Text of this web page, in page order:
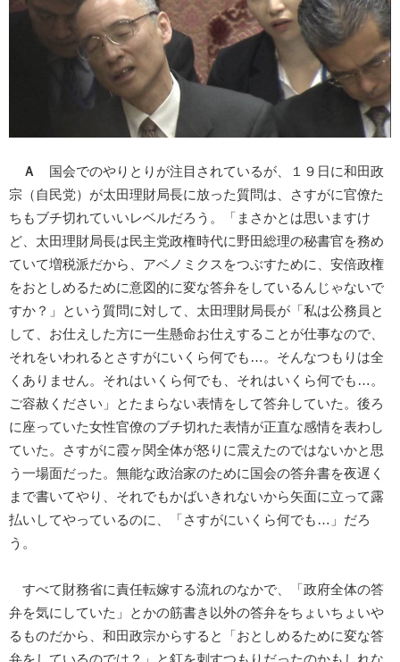
Ａ
国会でのやりとりが注目されているが、１９日に和田政
宗（自民党）が太田理財局長に放った質問は、さすがに官僚た
ちもブチ切れていいレベルだろう。「まさかとは思いますけ
ど、太田理財局長は民主党政権時代に野田総理の秘書官を務め
ていて増税派だから、アベノミクスをつぶすために、安倍政権
をおとしめるために意図的に変な答弁をしているんじゃないで
すか？」という質問に対して、太田理財局長が「私は公務員と
して、お仕えした方に一生懸命お仕えすることが仕事なので、
それをいわれるとさすがにいくら何でも…。そんなつもりは全
くありません。それはいくら何でも、それはいくら何でも…。
ご容赦ください」とたまらない表情をして答弁していた。後ろ
に座っていた女性官僚のブチ切れた表情が正直な感情を表わし
ていた。さすがに霞ヶ関全体が怒りに震えたのではないかと思
う一場面だった。無能な政治家のために国会の答弁書を夜遅く
まで書いてやり、それでもかばいきれないから矢面に立って露
払いしてやっているのに、「さすがにいくら何でも…」だろ
う。
すべて財務省に責任転嫁する流れのなかで、「政府全体の答
弁を気にしていた」とかの筋書き以外の答弁をちょいちょいや
るものだから、和田政宗からすると「おとしめるために変な答
弁をしているのでは？」と釘を刺すつもりだったのかもしれな